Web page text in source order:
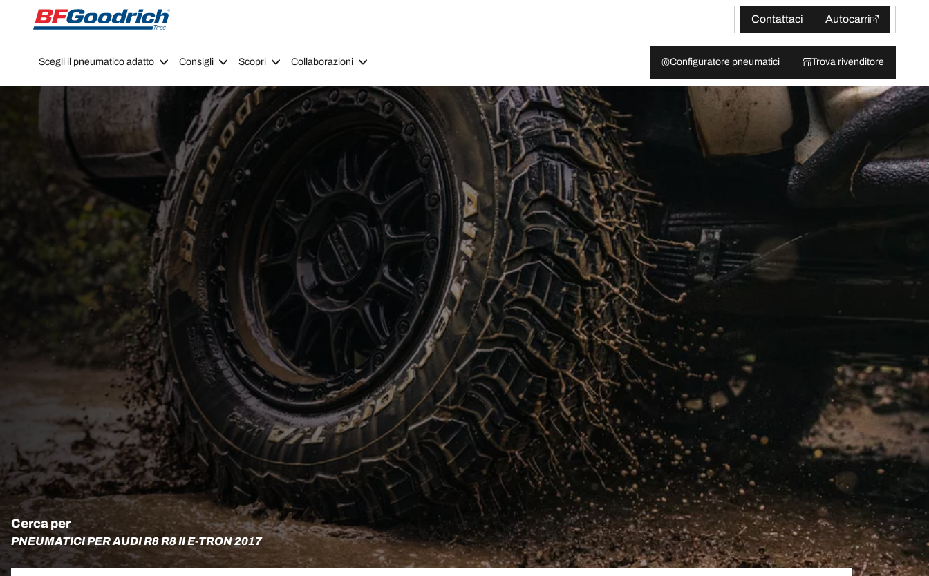
Go to page content
Go to page navigation
Contattaci
Autocarri
Scegli il pneumatico adatto Consigli Scopri Collaborazioni Configuratore pneumatici Trova rivenditore
Cerca per
PNEUMATICI PER AUDI R8 R8 II E-TRON 2017